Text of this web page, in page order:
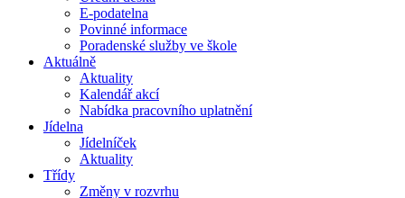
E-podatelna
Povinné informace
Poradenské služby ve škole
Aktuálně
Aktuality
Kalendář akcí
Nabídka pracovního uplatnění
Jídelna
Jídelníček
Aktuality
Třídy
Změny v rozvrhu